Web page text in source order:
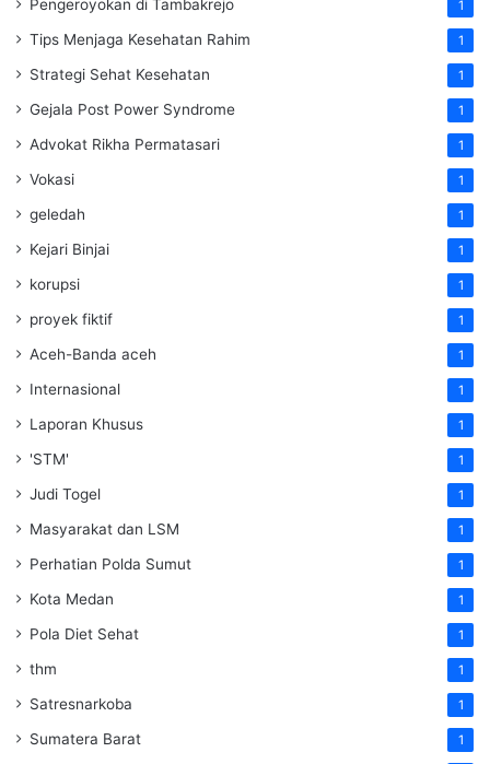
Pengeroyokan di Tambakrejo 1
Tips Menjaga Kesehatan Rahim 1
Strategi Sehat Kesehatan 1
Gejala Post Power Syndrome 1
Advokat Rikha Permatasari 1
Vokasi 1
geledah 1
Kejari Binjai 1
korupsi 1
proyek fiktif 1
Aceh-Banda aceh 1
Internasional 1
Laporan Khusus 1
'STM' 1
Judi Togel 1
Masyarakat dan LSM 1
Perhatian Polda Sumut 1
Kota Medan 1
Pola Diet Sehat 1
thm 1
Satresnarkoba 1
Sumatera Barat 1